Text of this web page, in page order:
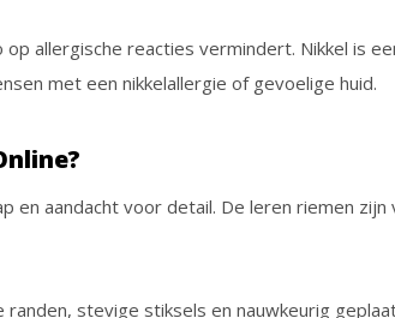
allergische reacties vermindert. Nikkel is
met een nikkelallergie of gevoelige huid.
en aandacht voor detail. De leren riemen
stevige stiksels en nauwkeurig